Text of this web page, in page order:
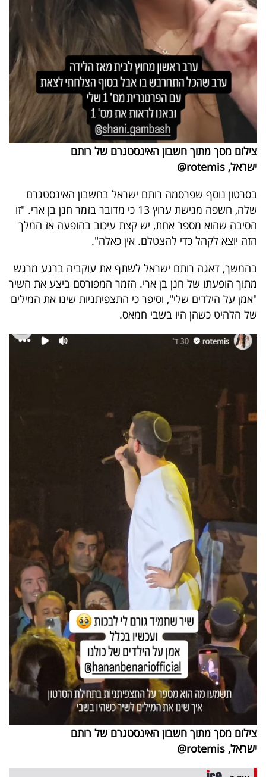
פרסמו
באייס
עקבו
אחרינו:
צילום מסך מתוך חשבון האינסטגרם של רותם
ישראל, rotemis@
בסרטון נוסף שפרסמה רותם ישראל בחשבון האינסטגרם
שלה, חשפה מגישת ערוץ 13 כי מדובר בזמר חנן בן ארי. "זו
הסיבה שהוא מספר אחת, יש קצת עיכוב בהופעה אז המלך
הזה יוצא לקהל כדי להצטלם. אין כאלה".
בהמשך, דאגה רותם ישראל לשתף את עוקביה ברגע מרגש
מתוך הופעתו של חנן בן ארי. הזמר המפורסם ביצע את השיר
"אמן על הילדים שלי", וסיפר כי התצפיתניות שינו את המילים
של הלהיט כשהן היו בשבי חמאס.
צילום מסך מתוך חשבון האינסטגרם של רותם
ישראל, rotemis@